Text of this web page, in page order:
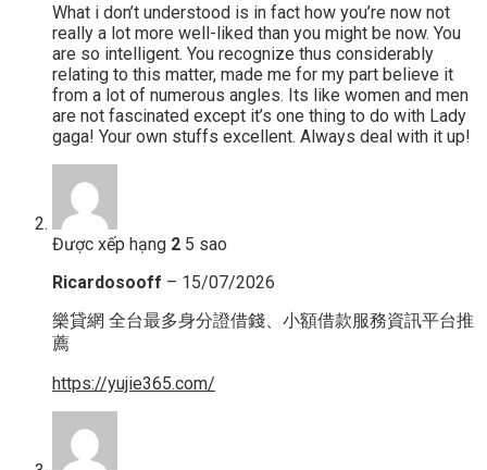
What i don’t understood is in fact how you’re now not
really a lot more well-liked than you might be now. You
are so intelligent. You recognize thus considerably
relating to this matter, made me for my part believe it
from a lot of numerous angles. Its like women and men
are not fascinated except it’s one thing to do with Lady
gaga! Your own stuffs excellent. Always deal with it up!
Được xếp hạng 2 5 sao
Ricardosooff – 15/07/2026
樂貸網 全台最多身分證借錢、小額借款服務資訊平台推
薦
https://yujie365.com/